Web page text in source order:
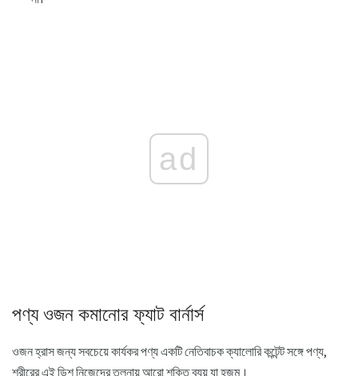
ad
পণ্য ওজন কমানোর ফ্যাট বার্নার্স
ওজন হ্রাস জন্য সবচেয়ে কার্যকর পণ্য একটি নেতিবাচক ক্যালোরি কন্টেন্ট সঙ্গে পণ্য,
শরীরের এই ডিশ নিজেদের তুলনায় আরো শক্তি ব্যয় যা হজম।